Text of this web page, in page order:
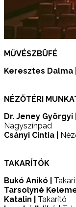
MŰVÉSZBÜFÉ
Keresztes Dalma
NÉZŐTÉRI
Dr. Jeney Györgyi
Nagyszínpad
Csányi Cintia |
TAKARÍTÓK
Bukó Anikó
Tarsolyné
Katalin
Takarító